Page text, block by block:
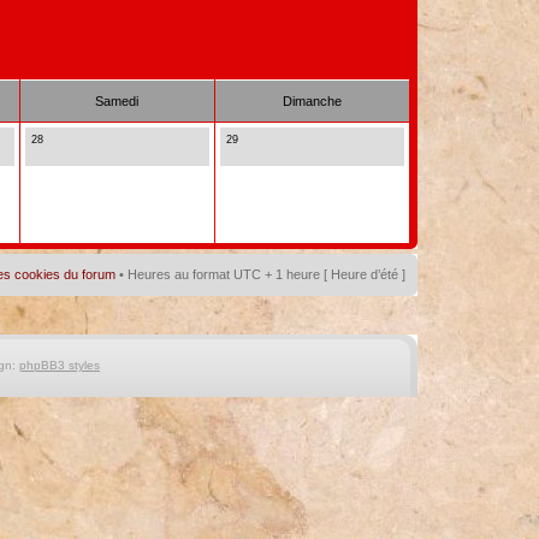
Samedi Dimanche
28 29
cookies du forum • Heures au format UTC + 1 heure [ Heure d’été ]
phpBB3 styles